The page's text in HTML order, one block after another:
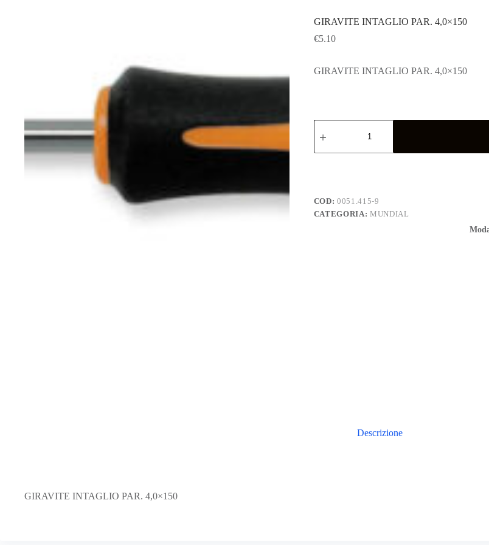
GIRAVITE INTAGLIO PAR. 4,0×150
€5.10
GIRAVITE INTAGLIO PAR. 4,0×150
GIRAVITE
INTAGLIO
4,0x150
COD:0051.415-9
CATEGORIA: MUNDIAL
Descrizione
GIRAVITE INTAGLIO PAR. 4,0×150